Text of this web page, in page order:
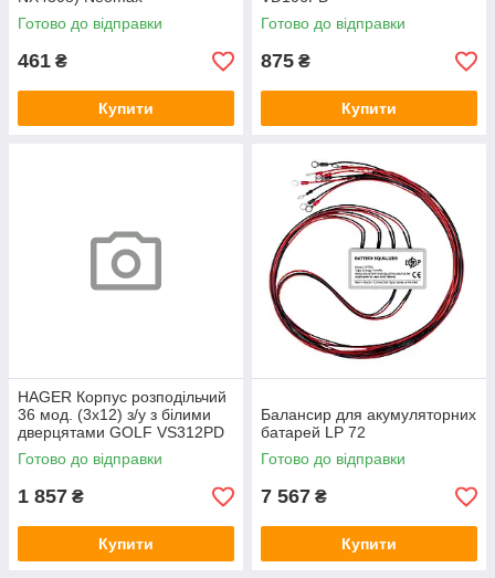
Готово до відправки
461 ₴
Купити
Готово до відправки
875 ₴
Купити
HAGER Корпус розподільчий
36 мод. (3х12) з/у з білими
дверцятами GOLF VS312PD
Готово до відправки
1 857 ₴
Купити
Балансир для акумуляторних
батарей LP 72
Готово до відправки
7 567 ₴
Купити